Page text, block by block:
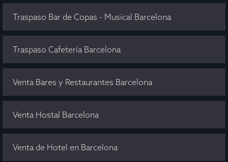
Traspaso Bar de Copas - Musical Barcelona
Traspaso Cafetería Barcelona
Venta Bares y Restaurantes Barcelona
Venta Hostal Barcelona
Venta de Hotel en Barcelona